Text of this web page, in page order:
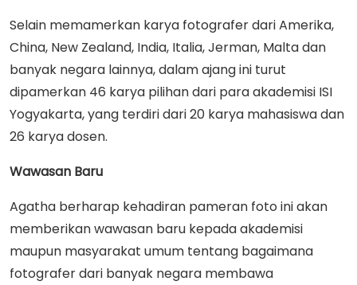
Selain memamerkan karya fotografer dari Amerika,
China, New Zealand, India, Italia, Jerman, Malta dan
banyak negara lainnya, dalam ajang ini turut
dipamerkan 46 karya pilihan dari para akademisi ISI
Yogyakarta, yang terdiri dari 20 karya mahasiswa dan
26 karya dosen.
Wawasan Baru
Agatha berharap kehadiran pameran foto ini akan
memberikan wawasan baru kepada akademisi
maupun masyarakat umum tentang bagaimana
fotografer dari banyak negara membawa